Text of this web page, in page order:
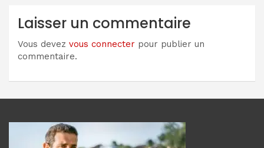
Laisser un commentaire
Vous devez vous connecter pour publier un
commentaire.